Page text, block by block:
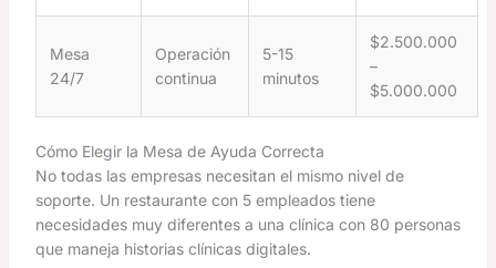
Mesa
24/7
Operación
continua
5-15
minutos
$2.500.000
–
$5.000.000
Cómo Elegir la Mesa de Ayuda Correcta
No todas las empresas necesitan el mismo nivel de
soporte. Un restaurante con 5 empleados tiene
necesidades muy diferentes a una clínica con 80 personas
que maneja historias clínicas digitales.